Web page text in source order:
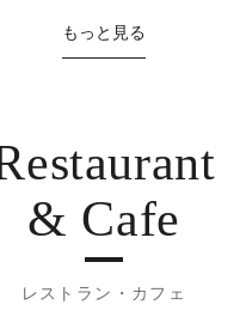
もっと見る
& Cafe
レストラン・カフェ